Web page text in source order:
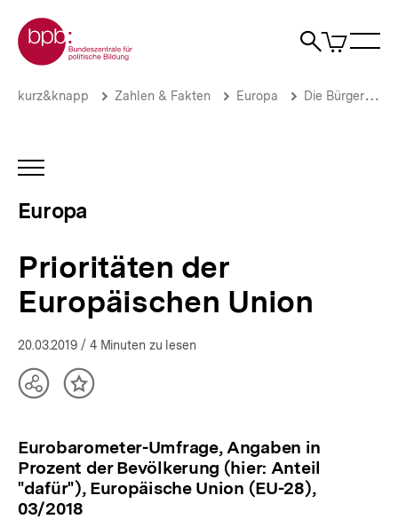
zum
Seiteninhalt
springen
Zur Startseite der bpb
Suche
Artikel
im
Prioritäten
Europa
bpb.de
Brotkrümelnavigation
Pfadnavigation
kurz&knapp Zahlen & Fakten Europa Die Bürger der Europäischen Union
INHALTSNAVIGATION
Europa
Prioritäten der
Europäischen Union
20.03.2019 / 4 Minuten zu lesen
TeilenInhalt
Eurobarometer-Umfrage, Angaben in
Prozent der Bevölkerung (hier: Anteil
"dafür"), Europäische Union (EU-28),
03/2018